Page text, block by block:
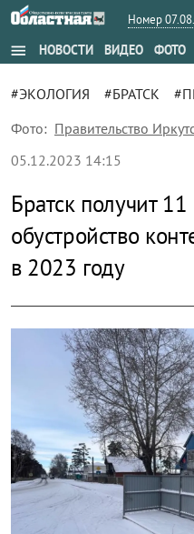
Номер
menu НОВОСТИ ВИДЕО ФОТО
#ЭКОЛОГИЯ #БРАТСК
Фото: Правительство
05.12.2023 14:15
Братск получит
обустройство
в 2023 году